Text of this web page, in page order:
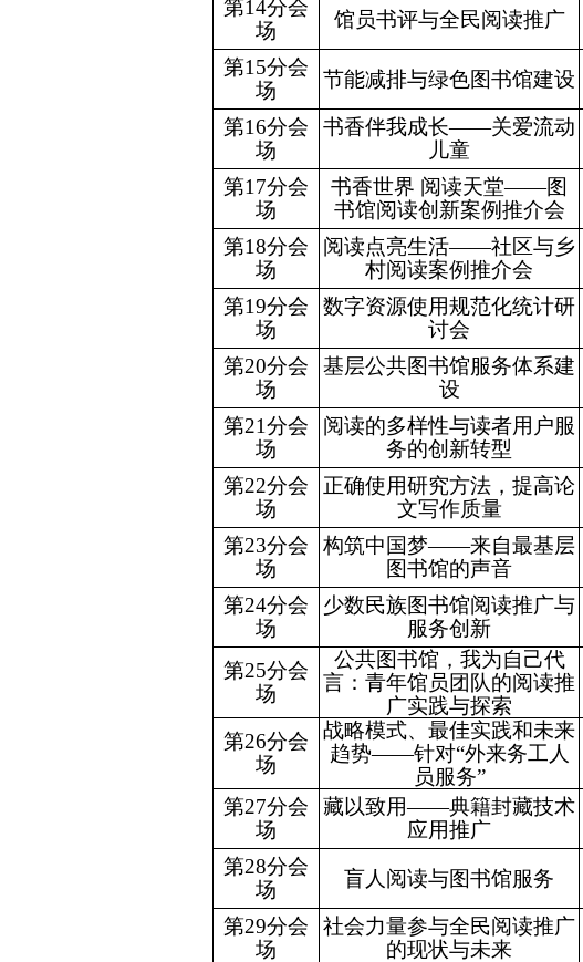
第14分会
场
馆员书评与全民阅读推广
第15分会
场
节能减排与绿色图书馆建设
第16分会
场
书香伴我成长——关爱流动
儿童
第17分会
场
书香世界 阅读天堂——图
书馆阅读创新案例推介会
第18分会
场
阅读点亮生活——社区与乡
村阅读案例推介会
第19分会
场
数字资源使用规范化统计研
讨会
第20分会
场
基层公共图书馆服务体系建
设
第21分会
场
阅读的多样性与读者用户服
务的创新转型
第22分会
场
正确使用研究方法，提高论
文写作质量
第23分会
场
构筑中国梦——来自最基层
图书馆的声音
第24分会
场
少数民族图书馆阅读推广与
服务创新
第25分会
场
公共图书馆，我为自己代
言：青年馆员团队的阅读推
广实践与探索
第26分会
场
战略模式、最佳实践和未来
趋势——针对“外来务工人
员服务”
第27分会
场
藏以致用——典籍封藏技术
应用推广
第28分会
场
盲人阅读与图书馆服务
第29分会
场
社会力量参与全民阅读推广
的现状与未来